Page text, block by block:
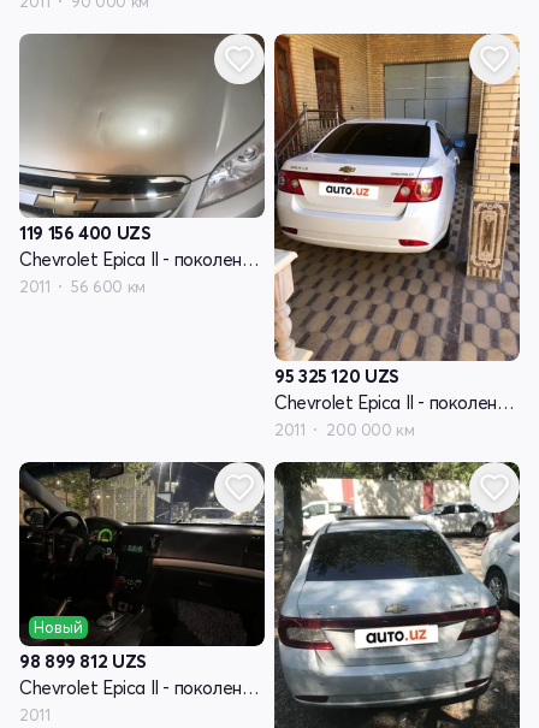
119 156 400 UZS
Chevrolet Epica II - поколение V250 рестайлинг
2011 56 600 км
95 325 120 UZS
Chevrolet Epica II - поколение V250 рестайлинг
2011 200 000 км
Новый
98 899 812 UZS
Chevrolet Epica II - поколение V250 рестайлинг
2011